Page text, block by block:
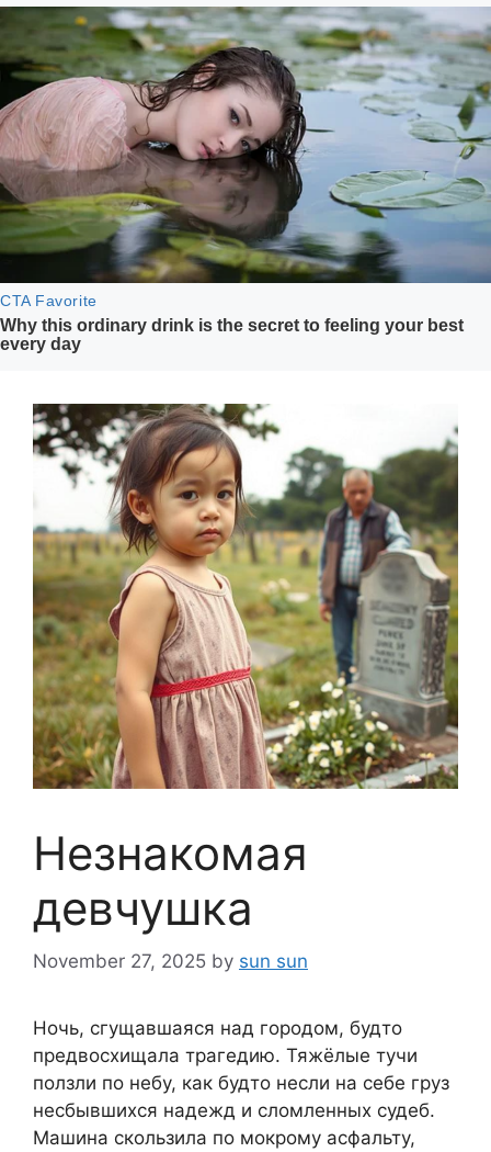
Незнакомая
девчушка
November 27, 2025 by sun sun
Ночь, сгущавшаяся над городом, будто
предвосхищала трагедию. Тяжёлые тучи
ползли по небу, как будто несли на себе груз
несбывшихся надежд и сломленных судеб.
Машина скользила по мокрому асфальту,